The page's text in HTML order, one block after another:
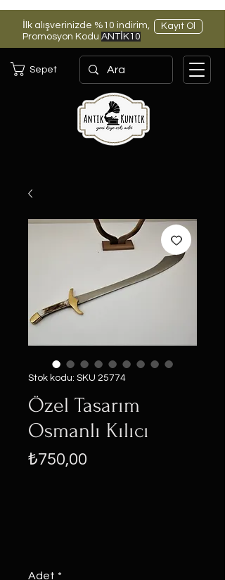
İlk alışverinizde %10 indirim,
Promosyon Kodu ANTİK10
Kayıt Ol
Sepet
Stok kodu: SKU 25774
Özel Tasarım
Osmanlı Kılıcı
₺750,00
Adet *